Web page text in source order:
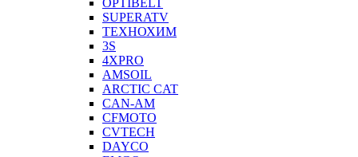
OPTIBELT
SUPERATV
ТЕХНОХИМ
3S
4XPRO
AMSOIL
ARCTIC CAT
CAN-AM
CFMOTO
CVTECH
DAYCO